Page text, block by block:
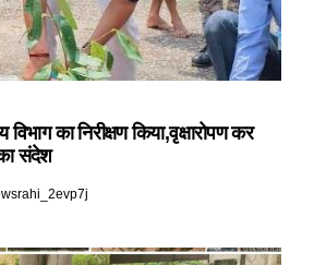
का निरीक्षण किया,वृक्षारोपण कर
का संदेश